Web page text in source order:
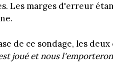
Les marges d'erreur
de ce sondage, les
joué et nous